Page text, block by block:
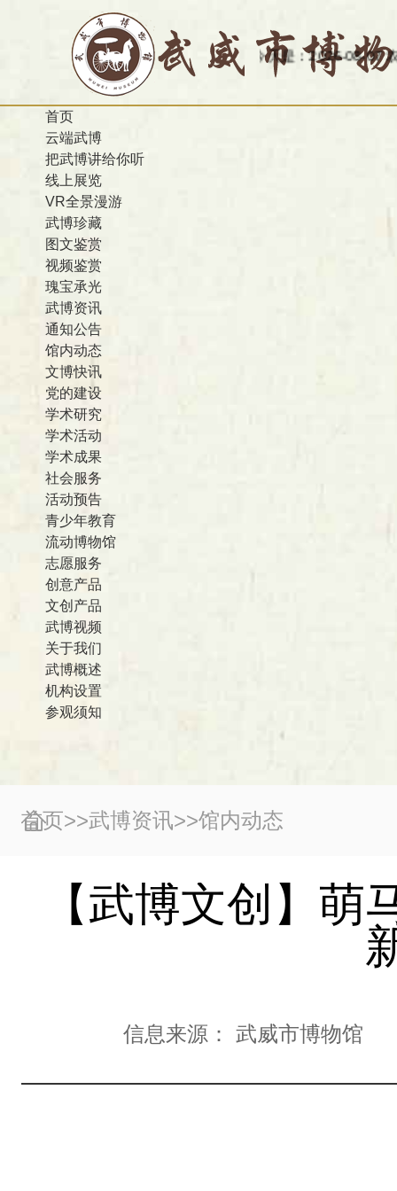
今天是：2026-08-07 农历 丙
首页
云端武博
把武博讲给你听
线上展览
VR全景漫游
武博珍藏
图文鉴赏
视频鉴赏
瑰宝承光
武博资讯
通知公告
馆内动态
文博快讯
党的建设
学术研究
学术活动
学术成果
社会服务
活动预告
青少年教育
流动博物馆
志愿服务
创意产品
文创产品
武博视频
关于我们
武博概述
机构设置
参观须知
首页>>武博资讯>>馆内动态
【武博文创】
信息来源：武威市博物馆